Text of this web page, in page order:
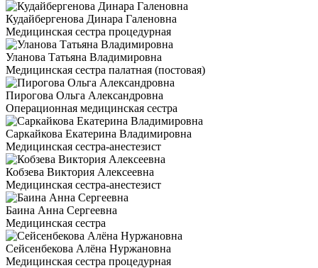
Кудайбергенова Динара Галеновна
Медицинская сестра процедурная
Уланова Татьяна Владимировна
Медицинская сестра палатная (постовая)
Пирогова Ольга Александровна
Операционная медицинская сестра
Саркайкова Екатерина Владимировна
Медицинская сестра-анестезист
Кобзева Виктория Алексеевна
Медицинская сестра-анестезист
Баина Анна Сергеевна
Медицинская сестра
Сейсенбекова Алёна Нуржановна
Медицинская сестра процедурная